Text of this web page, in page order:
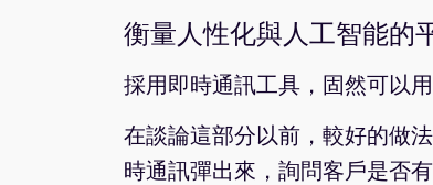
衡量人性化與人工智能的
採用即時通訊工具，固然可以
在談論這部分以前，較好的做
時通訊彈出來，詢問客戶是否